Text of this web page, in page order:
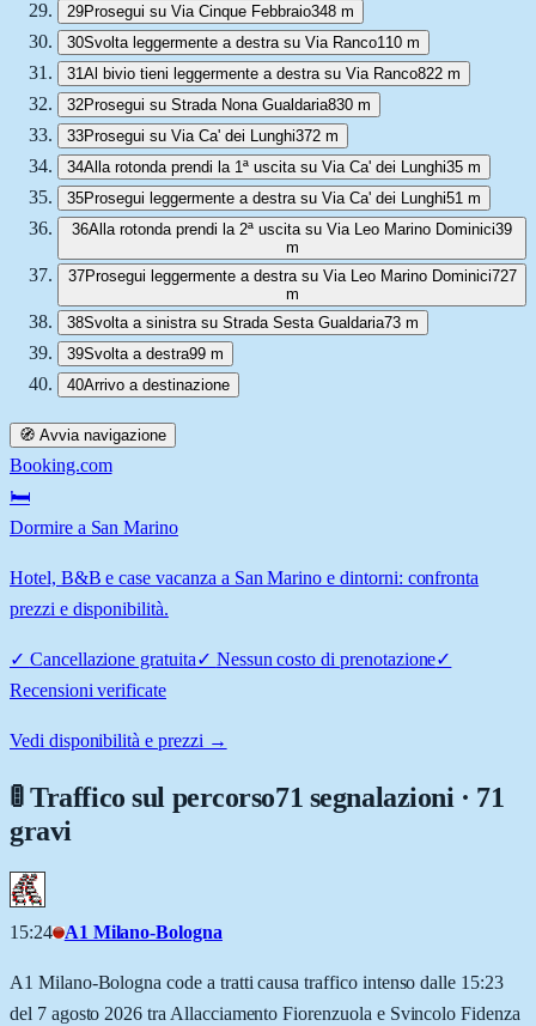
29Prosegui su Via Cinque Febbraio348 m
30Svolta leggermente a destra su Via Ranco110 m
31Al bivio tieni leggermente a destra su Via Ranco822 m
32Prosegui su Strada Nona Gualdaria830 m
33Prosegui su Via Ca' dei Lunghi372 m
34Alla rotonda prendi la 1ª uscita su Via Ca' dei Lunghi35 m
35Prosegui leggermente a destra su Via Ca' dei Lunghi51 m
36Alla rotonda prendi la 2ª uscita su Via Leo Marino Dominici39
m
37Prosegui leggermente a destra su Via Leo Marino Dominici727
m
38Svolta a sinistra su Strada Sesta Gualdaria73 m
39Svolta a destra99 m
40Arrivo a destinazione
🧭 Avvia navigazione
Booking.com
🛏️
Dormire a San Marino
Hotel, B&B e case vacanza a San Marino e dintorni: confronta
prezzi e disponibilità.
✓ Cancellazione gratuita✓ Nessun costo di prenotazione✓
Recensioni verificate
Vedi disponibilità e prezzi →
🚦 Traffico sul percorso71 segnalazioni · 71
gravi
15:24 A1 Milano-Bologna
A1 Milano-Bologna code a tratti causa traffico intenso dalle 15:23
del 7 agosto 2026 tra Allacciamento Fiorenzuola e Svincolo Fidenza